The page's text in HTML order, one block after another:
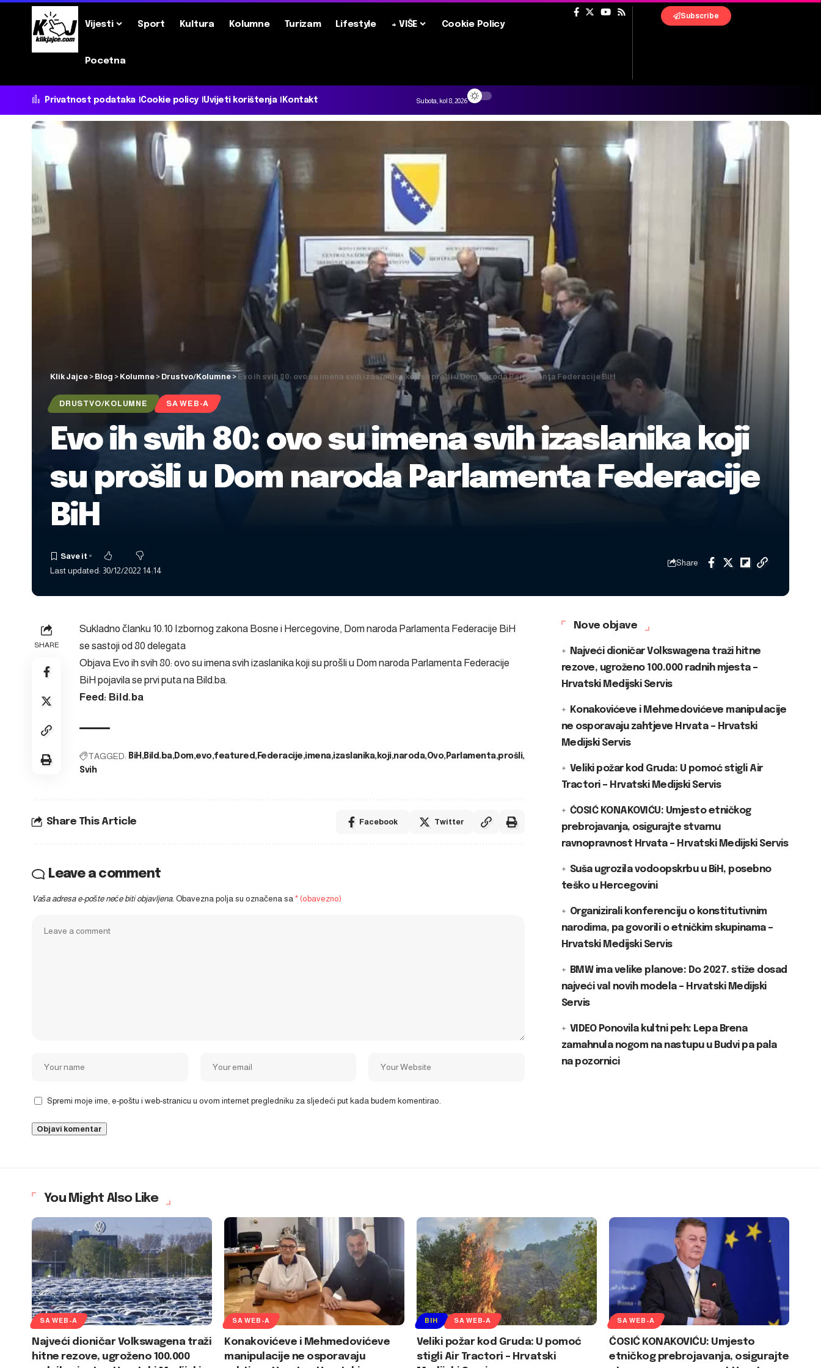
Vijesti Sport Kultura Kolumne Turizam Lifestyle + VIŠE Cookie Policy
Pocetna
Subscribe
Privatnost podataka Cookie policy Uvijeti korištenja Kontakt Subota, kol 8, 2026
Klik Jajce > Blog > Kolumne > Drustvo/Kolumne > Evo ih svih 80: ovo su imena svih izaslanika koji su prošli u Dom naroda Parlamenta Federacije BiH
DRUSTVO/KOLUMNE SA WEB-A
Evo ih svih 80: ovo su imena svih izaslanika koji
su prošli u Dom naroda Parlamenta Federacije
BiH
Last updated: 30/12/2022 14:14
Share
SHARE
Sukladno članku 10.10 Izbornog zakona Bosne i Hercegovine, Dom naroda Parlamenta Federacije BiH
se sastoji od 80 delegata
Objava Evo ih svih 80: ovo su imena svih izaslanika koji su prošli u Dom naroda Parlamenta Federacije
BiHpojavila se prvi puta na Bild.ba.
Feed: Bild.ba
TAGGED: BiH Bild.ba Dom evo featured Federacije imena izaslanika koji naroda Ovo Parlamenta prošli
Svih
Share This Article Facebook Twitter
Leave a comment
Vaša adresa e-pošte neće biti objavljena. Obavezna polja su označena sa * (obavezno)
Spremi moje ime, e-poštu i web-stranicu u ovom internet pregledniku za sljedeći put kada budem komentirao.
Nove objave
Najveći dioničar Volkswagena traži hitne
rezove, ugroženo 100.000 radnih mjesta –
Hrvatski Medijski Servis
Konakovićeve i Mehmedovićeve manipulacije
ne osporavaju zahtjeve Hrvata – Hrvatski
Medijski Servis
Veliki požar kod Gruda: U pomoć stigli Air
Tractori – Hrvatski Medijski Servis
ĆOSIĆ KONAKOVIĆU: Umjesto etničkog
prebrojavanja, osigurajte stvarnu
ravnopravnost Hrvata – Hrvatski Medijski Servis
Suša ugrozila vodoopskrbu u BiH, posebno
teško u Hercegovini
Organizirali konferenciju o konstitutivnim
narodima, pa govorili o etničkim skupinama –
Hrvatski Medijski Servis
BMW ima velike planove: Do 2027. stiže dosad
najveći val novih modela – Hrvatski Medijski
Servis
VIDEO Ponovila kultni peh: Lepa Brena
zamahnula nogom na nastupu u Budvi pa pala
na pozornici
You Might Also Like
SA WEB-A
Najveći dioničar Volkswagena traži
hitne rezove, ugroženo 100.000
SA WEB-A
Konakovićeve i Mehmedovićeve
manipulacije ne osporavaju
BIH SA WEB-A
Veliki požar kod Gruda: U pomoć
stigli Air Tractori – Hrvatski
SA WEB-A
ĆOSIĆ KONAKOVIĆU: Umjesto
etničkog prebrojavanja, osigurajte